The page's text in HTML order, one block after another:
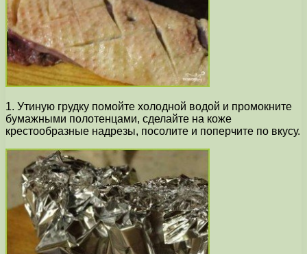
1. Утиную грудку помойте холодной водой и промокните
бумажными полотенцами, сделайте на коже
крестообразные надрезы, посолите и поперчите по вкусу.